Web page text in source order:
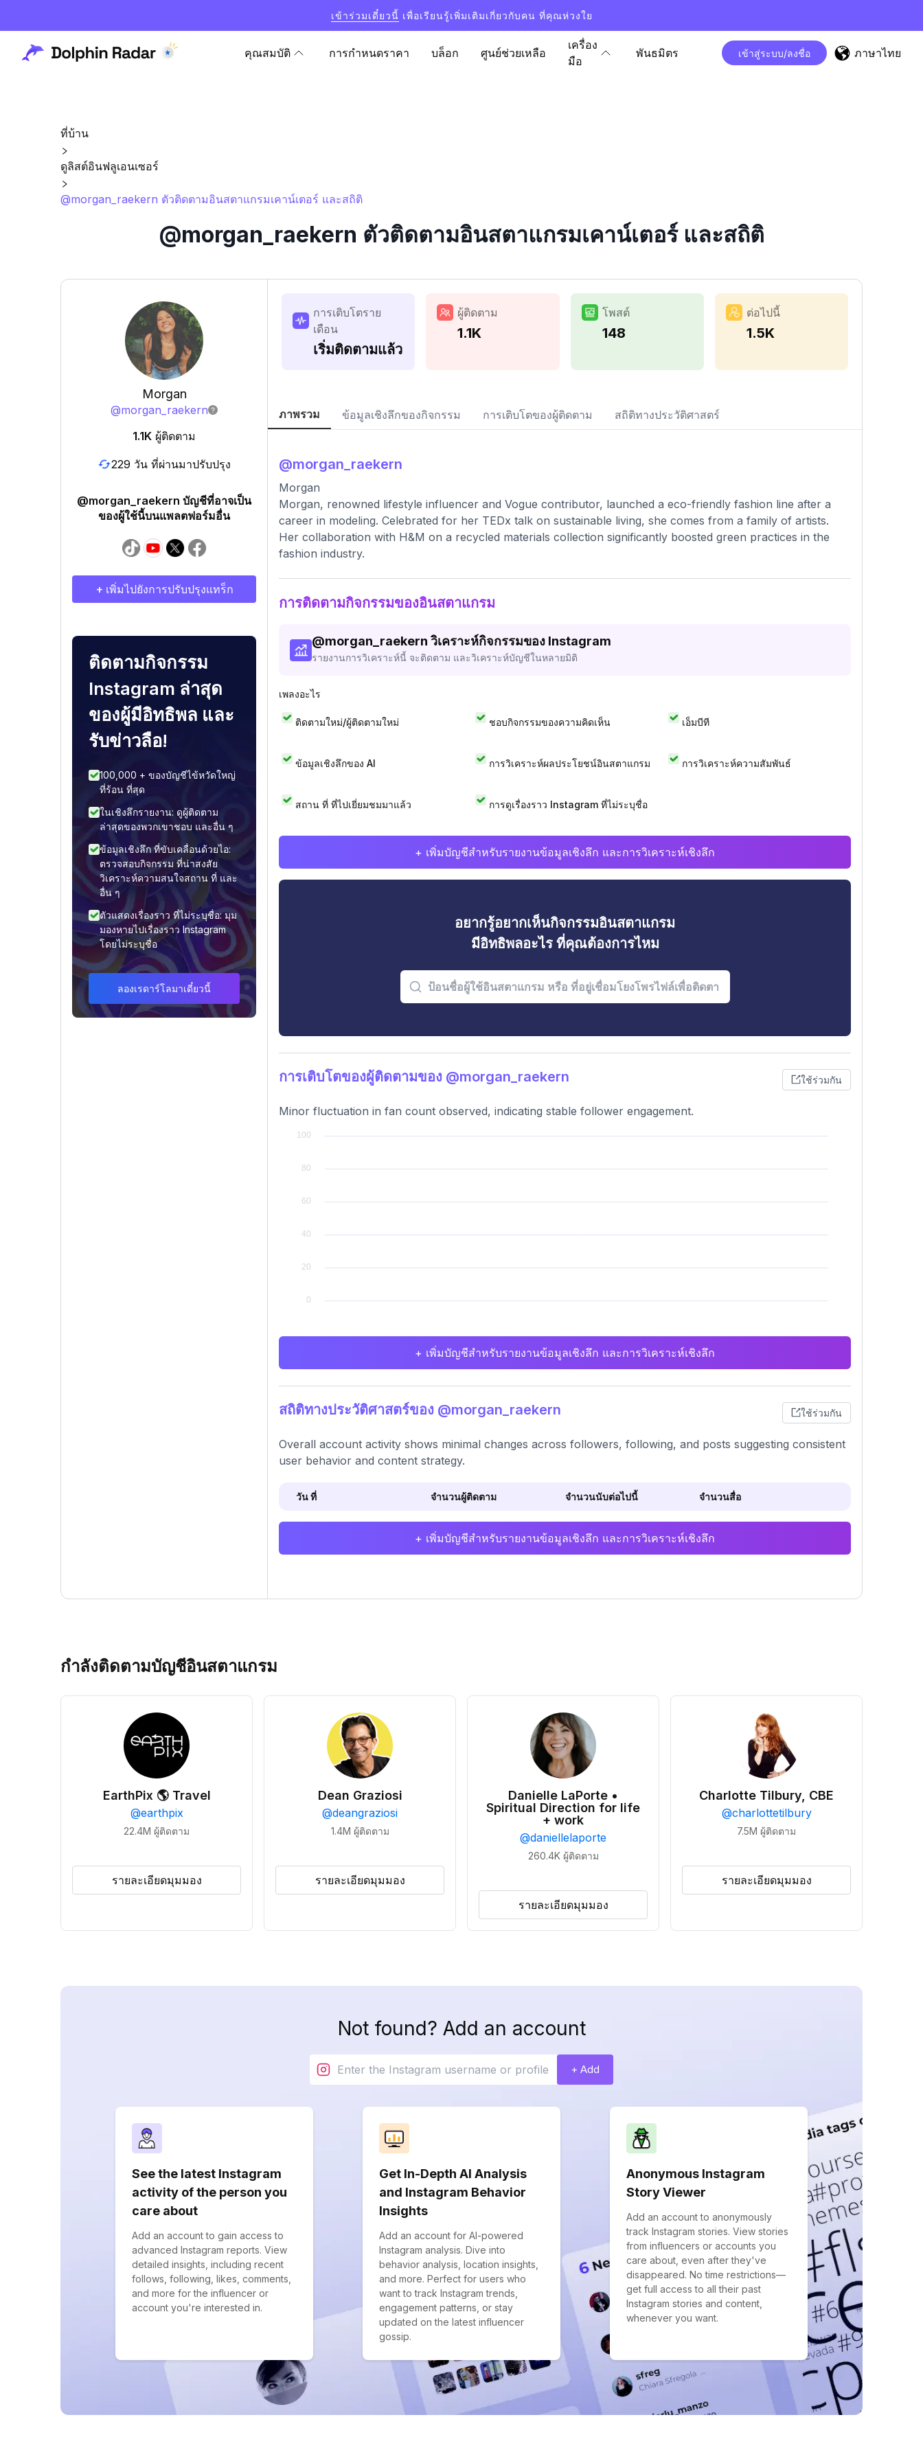
เข้าร่วมเดี๋ยวนี้ เพื่อเรียนรู้เพิ่มเติมเกี่ยวกับคน ที่คุณห่วงใย
คุณสมบัติ การกำหนดราคา บล็อก ศูนย์ช่วยเหลือ
เครื่อง
มือ
พันธมิตร เข้าสู่ระบบ/ลงชื่อ ภาษาไทย
ที่บ้าน
ดูลิสต์อินฟลูเอนเซอร์
@morgan_raekern ตัวติดตามอินสตาแกรมเคาน์เตอร์ และสถิติ
@morgan_raekern ตัวติดตามอินสตาแกรมเคาน์เตอร์ และสถิติ
Morgan
@morgan_raekern
1.1K ผู้ติดตาม
229 วัน ที่ผ่านมาปรับปรุง
@morgan_raekern บัญชีที่อาจเป็น
ของผู้ใช้นี้บนแพลตฟอร์มอื่น
+ เพิ่มไปยังการปรับปรุงแทร็ก
ติดตามกิจกรรม
Instagram ล่าสุด
ของผู้มีอิทธิพล และ
รับข่าวลือ!
100,000 + ของบัญชีไข้หวัดใหญ่
ที่ร้อน ที่สุด
ในเชิงลึกรายงาน: ดูผู้ติดตาม
ล่าสุดของพวกเขาชอบ และอื่น ๆ
ข้อมูลเชิงลึก ที่ขับเคลื่อนด้วยไอ:
ตรวจสอบกิจกรรม ที่น่าสงสัย
วิเคราะห์ความสนใจสถาน ที่ และ
อื่น ๆ
ตัวแสดงเรื่องราว ที่ไม่ระบุชื่อ: มุม
มองหายไปเรื่องราว Instagram
โดยไม่ระบุชื่อ
ลองเรดาร์โลมาเดี๋ยวนี้
การเติบโตราย
เดือน
เริ่มติดตามแล้ว
ผู้ติดตาม
1.1K
โพสต์
148
ต่อไปนี้
1.5K
ภาพรวม ข้อมูลเชิงลึกของกิจกรรม การเติบโตของผู้ติดตาม สถิติทางประวัติศาสตร์
@morgan_raekern
Morgan
Morgan, renowned lifestyle influencer and Vogue contributor, launched a eco-friendly fashion line after a
career in modeling. Celebrated for her TEDx talk on sustainable living, she comes from a family of artists.
Her collaboration with H&M on a recycled materials collection significantly boosted green practices in the
fashion industry.
การติดตามกิจกรรมของอินสตาแกรม
@morgan_raekern วิเคราะห์กิจกรรมของ Instagram
รายงานการวิเคราะห์นี้ จะติดตาม และวิเคราะห์บัญชีในหลายมิติ
เพลงอะไร
ติดตามใหม่/ผู้ติดตามใหม่ ชอบกิจกรรมของความคิดเห็น เอ็มบีที
ข้อมูลเชิงลึกของ AI การวิเคราะห์ผลประโยชน์อินสตาแกรม การวิเคราะห์ความสัมพันธ์
สถาน ที่ ที่ไปเยี่ยมชมมาแล้ว การดูเรื่องราว Instagram ที่ไม่ระบุชื่อ
+ เพิ่มบัญชีสำหรับรายงานข้อมูลเชิงลึก และการวิเคราะห์เชิงลึก
อยากรู้อยากเห็นกิจกรรมอินสตาแกรม
มีอิทธิพลอะไร ที่คุณต้องการไหม
การเติบโตของผู้ติดตามของ @morgan_raekern ใช้ร่วมกัน
Minor fluctuation in fan count observed, indicating stable follower engagement.
+ เพิ่มบัญชีสำหรับรายงานข้อมูลเชิงลึก และการวิเคราะห์เชิงลึก
สถิติทางประวัติศาสตร์ของ @morgan_raekern ใช้ร่วมกัน
Overall account activity shows minimal changes across followers, following, and posts suggesting consistent
user behavior and content strategy.
วัน ที่ จำนวนผู้ติดตาม จำนวนนับต่อไปนี้ จำนวนสื่อ
+ เพิ่มบัญชีสำหรับรายงานข้อมูลเชิงลึก และการวิเคราะห์เชิงลึก
กำลังติดตามบัญชีอินสตาแกรม
EarthPix 🌎 Travel
@earthpix
22.4M ผู้ติดตาม
รายละเอียดมุมมอง
Dean Graziosi
@deangraziosi
1.4M ผู้ติดตาม
รายละเอียดมุมมอง
Danielle LaPorte •
Spiritual Direction for life
+ work
@daniellelaporte
260.4K ผู้ติดตาม
รายละเอียดมุมมอง
Charlotte Tilbury, CBE
@charlottetilbury
7.5M ผู้ติดตาม
รายละเอียดมุมมอง
Not found? Add an account
+ Add
See the latest Instagram
activity of the person you
care about
Add an account to gain access to
advanced Instagram reports. View
detailed insights, including recent
follows, following, likes, comments,
and more for the influencer or
account you're interested in.
Get In-Depth AI Analysis
and Instagram Behavior
Insights
Add an account for AI-powered
Instagram analysis. Dive into
behavior analysis, location insights,
and more. Perfect for users who
want to track Instagram trends,
engagement patterns, or stay
updated on the latest influencer
gossip.
Anonymous Instagram
Story Viewer
Add an account to anonymously
track Instagram stories. View stories
from influencers or accounts you
care about, even after they've
disappeared. No time restrictions—
get full access to all their past
Instagram stories and content,
whenever you want.